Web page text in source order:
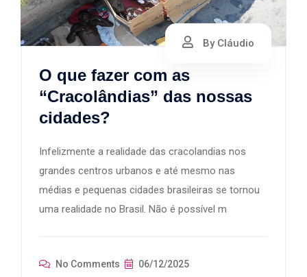
By Cláudio
O que fazer com as
“Cracolândias” das nossas
cidades?
Infelizmente a realidade das cracolandias nos
grandes centros urbanos e até mesmo nas
médias e pequenas cidades brasileiras se tornou
uma realidade no Brasil. Não é possível m
No Comments 06/12/2025